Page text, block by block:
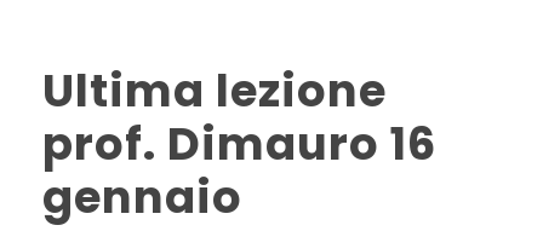
Ultima lezione
prof. Dimauro 16
gennaio